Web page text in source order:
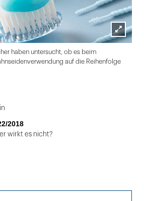
Lightbox
haben untersucht, ob es beim
auf die Reihenfolge
2018
wirkt es nicht?